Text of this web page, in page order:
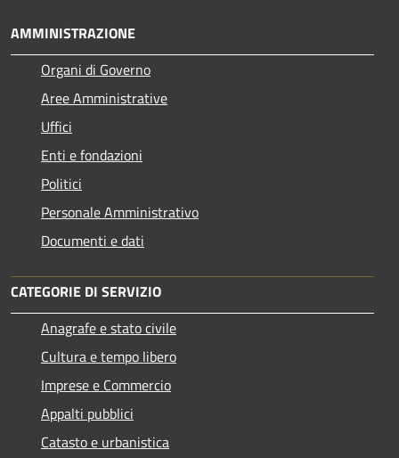
AMMINISTRAZIONE
Organi di Governo
Aree Amministrative
Uffici
Enti e fondazioni
Politici
Personale Amministrativo
Documenti e dati
CATEGORIE DI SERVIZIO
Anagrafe e stato civile
Cultura e tempo libero
Imprese e Commercio
Appalti pubblici
Catasto e urbanistica